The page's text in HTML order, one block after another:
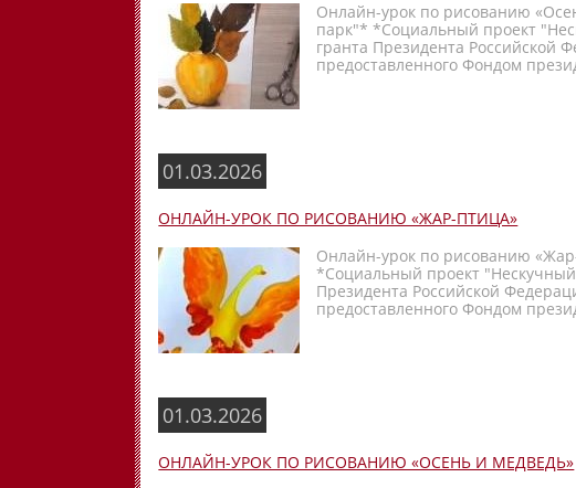
Онлайн-урок по рисованию
парк"* *Социальный проект
гранта Президента Российской
предоставленного Фондом
01.03.2026
ОНЛАЙН-УРОК ПО РИСОВАНИЮ «ЖАР-ПТИЦА»
Онлайн-урок по рисованию
*Социальный проект "Нескучный
Президента Российской
предоставленного Фондом
01.03.2026
ОНЛАЙН-УРОК ПО РИСОВАНИЮ «ОСЕНЬ И МЕДВЕДЬ»